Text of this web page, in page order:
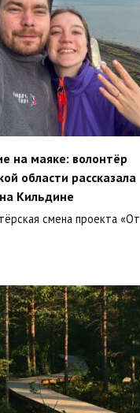
на маяке: волонтёр
области рассказала
Кильдине
смена проекта «От